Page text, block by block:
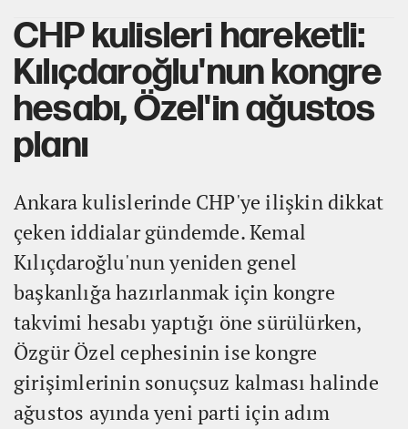
CHP kulisleri hareketli:
Kılıçdaroğlu'nun kongre
hesabı, Özel'in ağustos
planı
Ankara kulislerinde CHP'ye ilişkin dikkat
çeken iddialar gündemde. Kemal
Kılıçdaroğlu'nun yeniden genel
başkanlığa hazırlanmak için kongre
takvimi hesabı yaptığı öne sürülürken,
Özgür Özel cephesinin ise kongre
girişimlerinin sonuçsuz kalması halinde
ağustos ayında yeni parti için adım